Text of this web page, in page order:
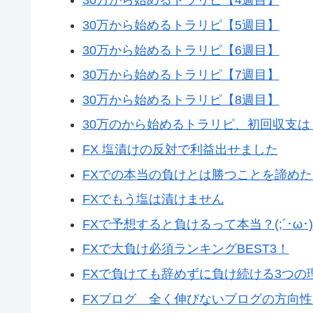
30万から始めるトラリピ【5週目】
30万から始めるトラリピ【6週目】
30万から始めるトラリピ【7週目】
30万から始めるトラリピ【8週目】
30万のから始めるトラリピ、初回収支は
FX 塩漬けの反対で利益出せました
FXでの本当の負けとは勝つことを諦め
FXでもう塩は漬けません
FXで予想すると負けるって本当？(;´･ω･)
FXで大負け必須ランキングBEST3！
FXで負けても辞めずに負け続ける3つの
FXブログ 全く伸びないブログの方向性